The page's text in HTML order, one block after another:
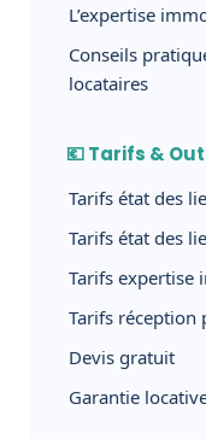
L’expertise
Conseils
locataires
💶 Tarifs &
Tarifs état des
Tarifs état des
Tarifs expertise
Tarifs réception
Devis gratuit
Garantie